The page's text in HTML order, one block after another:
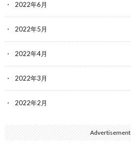
2022年6月
2022年5月
2022年4月
2022年3月
2022年2月
Advertisement